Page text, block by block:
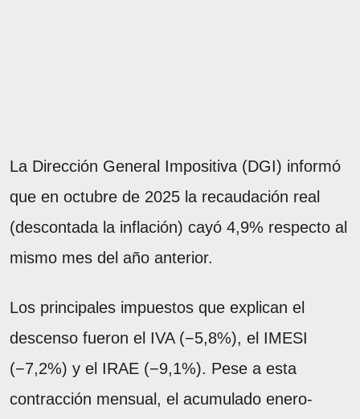
La Dirección General Impositiva (DGI) informó
que en octubre de 2025 la recaudación real
(descontada la inflación) cayó 4,9% respecto al
mismo mes del año anterior.
Los principales impuestos que explican el
descenso fueron el IVA (−5,8%), el IMESI
(−7,2%) y el IRAE (−9,1%). Pese a esta
contracción mensual, el acumulado enero-